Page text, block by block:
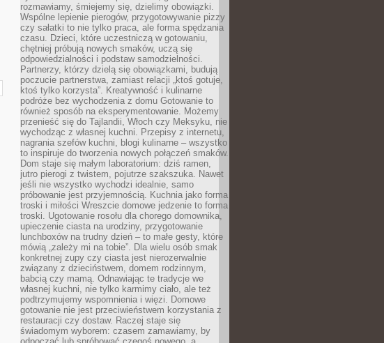
rozmawiamy, śmiejemy się, dzielimy obowiązki.
Wspólne lepienie pierogów, przygotowywanie pizzy
czy sałatki to nie tylko praca, ale forma spędzania
czasu. Dzieci, które uczestniczą w gotowaniu,
chętniej próbują nowych smaków, uczą się
odpowiedzialności i podstaw samodzielności.
Partnerzy, którzy dzielą się obowiązkami, budują
poczucie partnerstwa, zamiast relacji „ktoś gotuje,
ktoś tylko korzysta”. Kreatywność i kulinarne
podróże bez wychodzenia z domu Gotowanie to
również sposób na eksperymentowanie. Możemy
przenieść się do Tajlandii, Włoch czy Meksyku, nie
wychodząc z własnej kuchni. Przepisy z internetu,
nagrania szefów kuchni, blogi kulinarne – wszystko
to inspiruje do tworzenia nowych połączeń smaków.
Dom staje się małym laboratorium: dziś ramen,
jutro pierogi z twistem, pojutrze szakszuka. Nawet
jeśli nie wszystko wychodzi idealnie, samo
próbowanie jest przyjemnością. Kuchnia jako forma
troski i miłości Wreszcie domowe jedzenie to forma
troski. Ugotowanie rosołu dla chorego domownika,
upieczenie ciasta na urodziny, przygotowanie
lunchboxów na trudny dzień – to małe gesty, które
mówią „zależy mi na tobie”. Dla wielu osób smak
konkretnej zupy czy ciasta jest nierozerwalnie
związany z dzieciństwem, domem rodzinnym,
babcią czy mamą. Odnawiając te tradycje we
własnej kuchni, nie tylko karmimy ciało, ale też
podtrzymujemy wspomnienia i więzi. Domowe
gotowanie nie jest przeciwieństwem korzystania z
restauracji czy dostaw. Raczej staje się
świadomym wyborem: czasem zamawiamy, by